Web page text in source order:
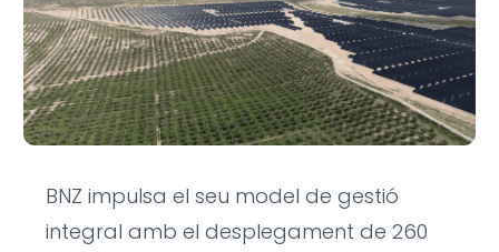
BNZ impulsa el seu model de gestió
integral amb el desplegament de 260